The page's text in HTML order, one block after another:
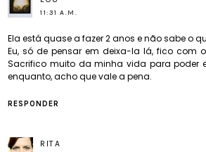
11:31 A.M.
Ela está quase a fazer 2 anos e não sabe o
Eu, só de pensar em deixa-la lá, fico com
Sacrifico muito da minha vida para poder
enquanto, acho que vale a pena.
RESPONDER
RITA